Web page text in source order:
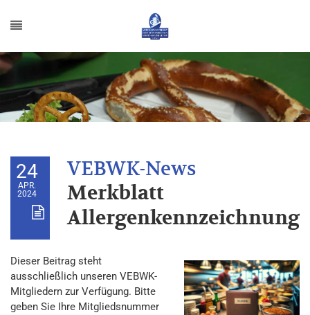
24
APR.
2024
Merkblatt
Allergenkennzeichnung
Dieser Beitrag steht
ausschließlich unseren VEBWK-
Mitgliedern zur Verfügung. Bitte
geben Sie Ihre Mitgliedsnummer